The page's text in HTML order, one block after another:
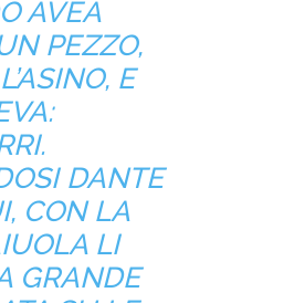
AVEA
PEZZO,
E
DANTE
CON LA
LI
GRANDE